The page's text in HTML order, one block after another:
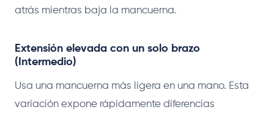
atrás mientras baja la mancuerna.
Extensión elevada con un solo brazo
(Intermedio)
Usa una mancuerna más ligera en una mano. Esta
variación expone rápidamente diferencias